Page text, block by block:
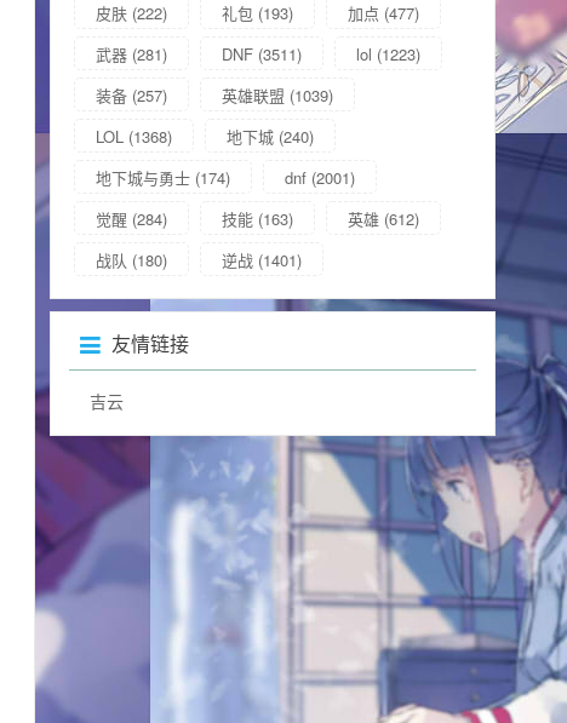
皮肤 (222) 礼包 (193) 加点 (477)
武器 (281) DNF (3511) lol (1223)
装备 (257) 英雄联盟 (1039)
LOL (1368) 地下城 (240)
地下城与勇士 (174) dnf (2001)
觉醒 (284) 技能 (163) 英雄 (612)
战队 (180) 逆战 (1401)
友情链接
吉云